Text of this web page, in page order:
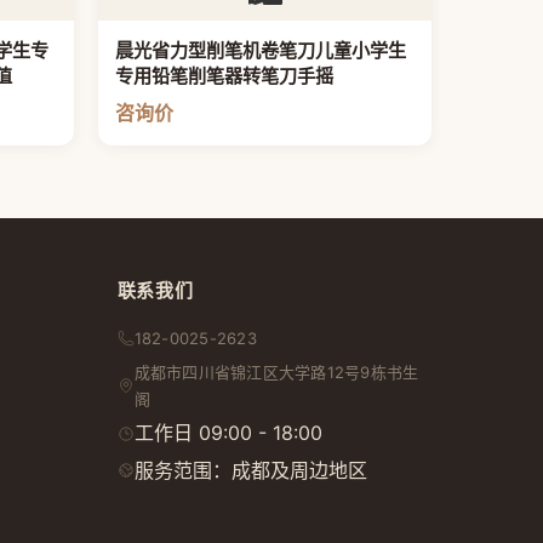
生专
晨光省力型削笔机卷笔刀儿童小学生
专用铅笔削笔器转笔刀手摇
咨询价
联系我们
182-0025-2623
成都市四川省锦江区大学路12号9栋书生
阁
工作日 09:00 - 18:00
服务范围：成都及周边地区